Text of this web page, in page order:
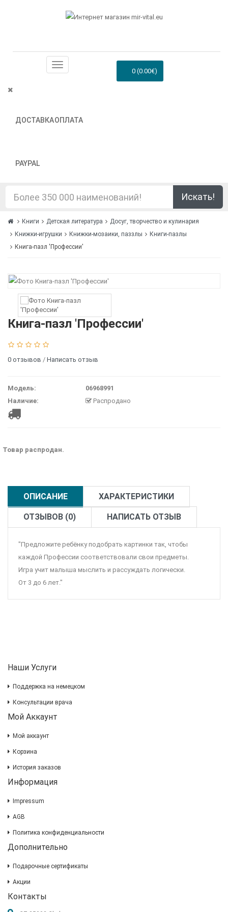
ДОСТАВКАОПЛАТА
PAYPAL
0 (0.00€)
Искать!
Книги Детская литература
Досуг, творчество и кулинария
Книжки-игрушки
Книжки-мозаики, паззлы
Книги-пазлы
Книга-пазл 'Профессии'
Книга-пазл 'Профессии'
0 отзывов / Написать отзыв
Модель:
06968991
Наличие:
Распродано
Товар распродан.
ОПИСАНИЕ ХАРАКТЕРИСТИКИ
ОТЗЫВОВ (0) НАПИСАТЬ ОТЗЫВ
"Предложите ребёнку подобрать картинки так, чтобы
каждой Профессии соответствовали свои предметы.
Игра учит малыша мыслить и рассуждать логически.
От 3 до 6 лет."
Наши Услуги
Поддержка на немецком
Консультации врача
Мой Аккаунт
Мой аккаунт
Корзина
История заказов
Информация
Impressum
AGB
Политика конфиденциальности
Дополнительно
Подарочные сертификаты
Акции
Контакты